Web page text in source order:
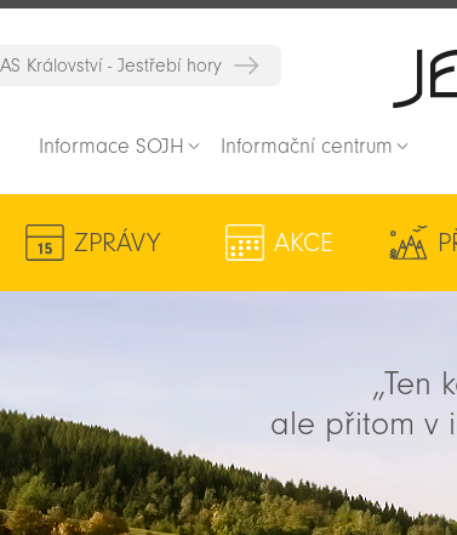
Království - Jestřebí hory
Informace SOJH Informační centrum
ZPRÁVY AKCE
„Ten
ale přitom v